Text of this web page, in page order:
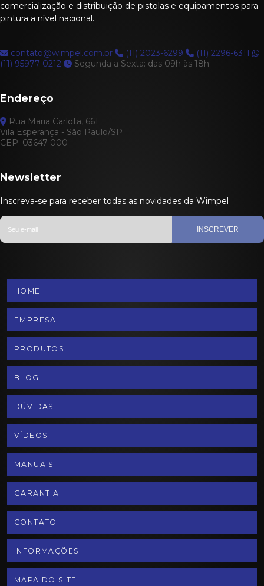
comercialização e distribuição de pistolas e equipamentos para
pintura a nível nacional.
contato@wimpel.com.br (11) 2023-6299
(11) 2296-6311
(11) 95977-0212
Segunda a Sexta: das 09h às 18h
Endereço
Rua Maria Carlota, 661
Vila Esperança - São Paulo/SP
CEP: 03647-000
Newsletter
Inscreva-se para receber todas as novidades da Wimpel
INSCREVER
HOME
EMPRESA
PRODUTOS
BLOG
DÚVIDAS
VÍDEOS
MANUAIS
GARANTIA
CONTATO
INFORMAÇÕES
MAPA DO SITE